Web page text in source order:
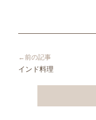
←前の記事
インド料理